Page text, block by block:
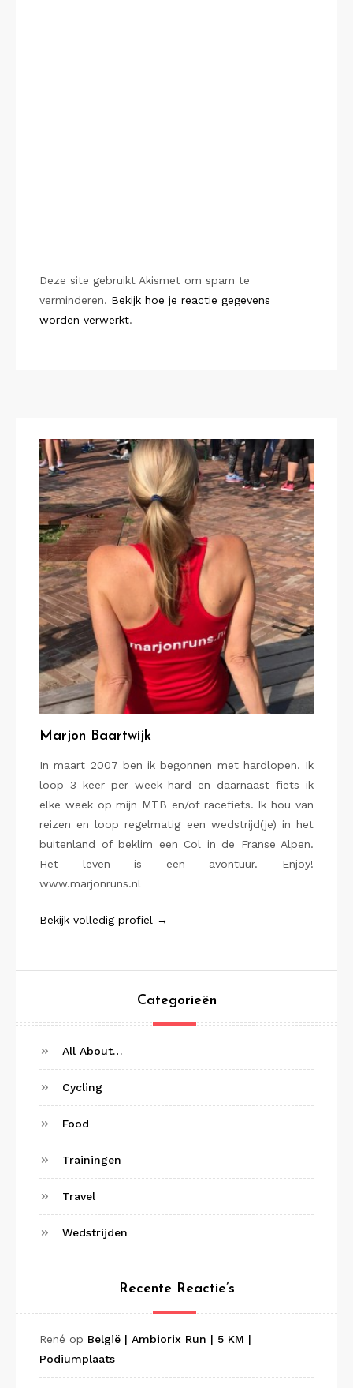
Deze site gebruikt Akismet om spam te
verminderen. Bekijk hoe je reactie gegevens
worden verwerkt.
Marjon Baartwijk
In maart 2007 ben ik begonnen met hardlopen. Ik
loop 3 keer per week hard en daarnaast fiets ik
elke week op mijn MTB en/of racefiets. Ik hou van
reizen en loop regelmatig een wedstrijd(je) in het
buitenland of beklim een Col in de Franse Alpen.
Het leven is een avontuur. Enjoy!
www.marjonruns.nl
Bekijk volledig profiel →
Categorieën
All About…
Cycling
Food
Trainingen
Travel
Wedstrijden
Recente Reactie’s
René op België | Ambiorix Run | 5 KM |
Podiumplaats